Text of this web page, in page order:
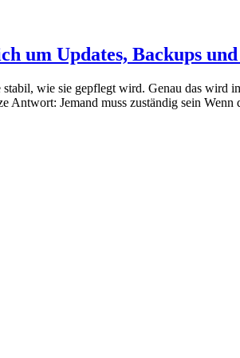
um Updates, Backups
wie sie gepflegt wird. Genau das
Antwort: Jemand muss zuständig sein